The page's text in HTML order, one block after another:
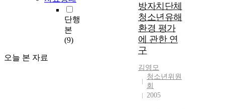
단행
본
(9)
오늘 본 자료
방자치단체
청소년유해
환경 평가
에 관한 연
구
김영모
청소년위원
회
2005